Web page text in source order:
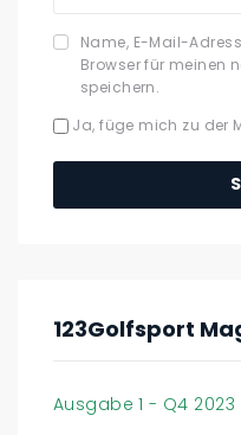
Name, E-Mail-
Browser für meinen
speichern.
Ja, füge mich zu der
123Golfsport
Ausgabe 1 - Q4 2023